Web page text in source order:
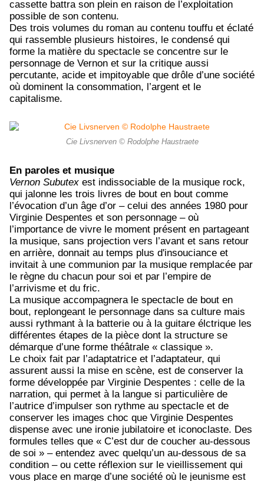
cassette battra son plein en raison de l’exploitation
possible de son contenu.
Des trois volumes du roman au contenu touffu et éclaté
qui rassemble plusieurs histoires, le condensé qui
forme la matière du spectacle se concentre sur le
personnage de Vernon et sur la critique aussi
percutante, acide et impitoyable que drôle d’une société
où dominent la consommation, l’argent et le
capitalisme.
Cie Livsnerven © Rodolphe Haustraete
En paroles et musique
Vernon Subutex est indissociable de la musique rock,
qui jalonne les trois livres de bout en bout comme
l’évocation d’un âge d’or – celui des années 1980 pour
Virginie Despentes et son personnage – où
l’importance de vivre le moment présent en partageant
la musique, sans projection vers l’avant et sans retour
en arrière, donnait au temps plus d'insouciance et
invitait à une communion par la musique remplacée par
le règne du chacun pour soi et par l’empire de
l’arrivisme et du fric.
La musique accompagnera le spectacle de bout en
bout, replongeant le personnage dans sa culture mais
aussi rythmant à la batterie ou à la guitare élctrique les
différentes étapes de la pièce dont la structure se
démarque d’une forme théâtrale « classique ».
Le choix fait par l’adaptatrice et l’adaptateur, qui
assurent aussi la mise en scène, est de conserver la
forme développée par Virginie Despentes : celle de la
narration, qui permet à la langue si particulière de
l’autrice d’impulser son rythme au spectacle et de
conserver les images choc que Virginie Despentes
dispense avec une ironie jubilatoire et iconoclaste. Des
formules telles que « C’est dur de coucher au-dessous
de soi » – entendez avec quelqu’un au-dessous de sa
condition – ou cette réflexion sur le vieillissement qui
vous place en marge d’une société où le jeunisme est